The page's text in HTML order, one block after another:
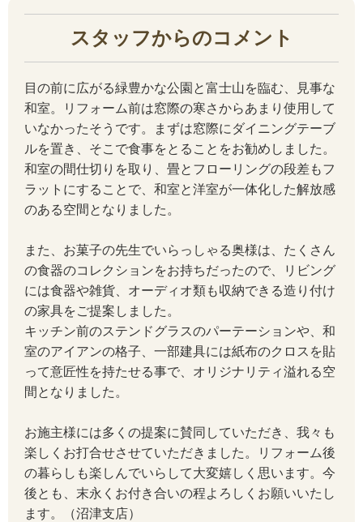
スタッフからのコメント
目の前に広がる緑豊かな公園と富士山を臨む、見事な
和室。リフォーム前は窓際の寒さからあまり使用して
いなかったそうです。まずは窓際にダイニングテーブ
ルを置き、そこで食事をとることをお勧めしました。
和室の間仕切りを取り、畳とフローリングの段差もフ
ラットにすることで、和室と洋室が一体化した解放感
のある空間となりました。
また、お菓子の先生でいらっしゃる奥様は、たくさん
の食器のコレクションをお持ちだったので、リビング
には食器や雑貨、オーディオ類も収納できる造り付け
の家具をご提案しました。
キッチン前のステンドグラスのパーテーションや、和
室のアイアンの格子、一部建具には紙布のクロスを貼
って意匠性を持たせる事で、オリジナリティ溢れる空
間となりました。
お施主様には多くの提案に賛同していただき、我々も
楽しくお打合せさせていただきました。リフォーム後
の暮らしも楽しんでいらして大変嬉しく思います。今
後とも、末永くお付き合いの程よろしくお願いいたし
ます。（沼津支店）